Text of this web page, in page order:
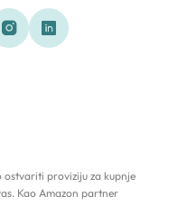
proviziju za kupnje
Kao Amazon partner